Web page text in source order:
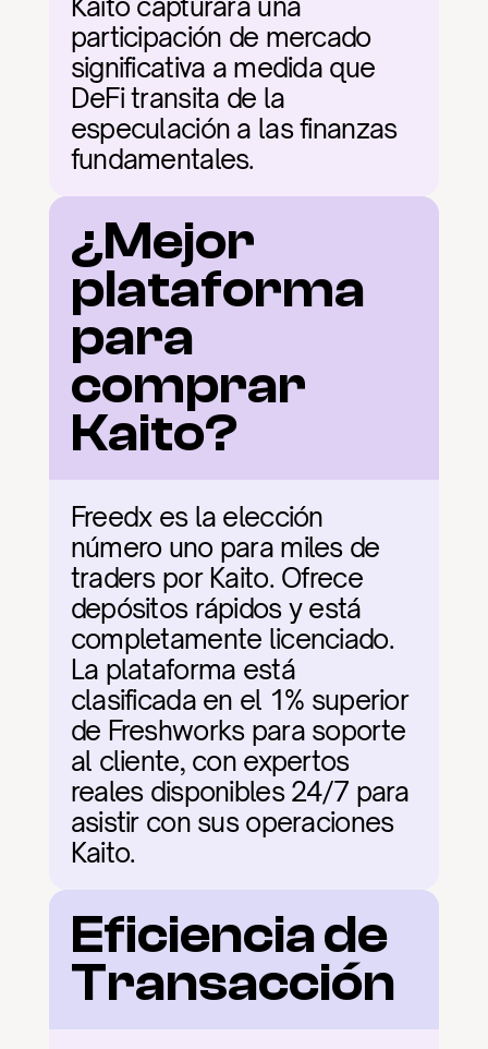
Kaito capturará una
participación de mercado
significativa a medida que
DeFi transita de la
especulación a las finanzas
fundamentales.
¿Mejor
plataforma
para
comprar
Kaito?
Freedx es la elección
número uno para miles de
traders por Kaito. Ofrece
depósitos rápidos y está
completamente licenciado.
La plataforma está
clasificada en el 1% superior
de Freshworks para soporte
al cliente, con expertos
reales disponibles 24/7 para
asistir con sus operaciones
Kaito.
Eficiencia de
Transacción